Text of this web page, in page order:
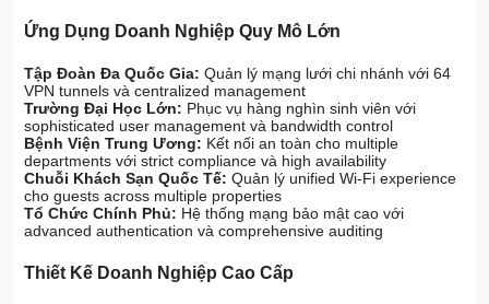
Ứng Dụng Doanh Nghiệp Quy Mô Lớn
Tập Đoàn Đa Quốc Gia: Quản lý mạng lưới chi nhánh với 64
VPN tunnels và centralized management
Trường Đại Học Lớn: Phục vụ hàng nghìn sinh viên với
sophisticated user management và bandwidth control
Bệnh Viện Trung Ương: Kết nối an toàn cho multiple
departments với strict compliance và high availability
Chuỗi Khách Sạn Quốc Tế: Quản lý unified Wi-Fi experience
cho guests across multiple properties
Tổ Chức Chính Phủ: Hệ thống mạng bảo mật cao với
advanced authentication và comprehensive auditing
Thiết Kế Doanh Nghiệp Cao Cấp